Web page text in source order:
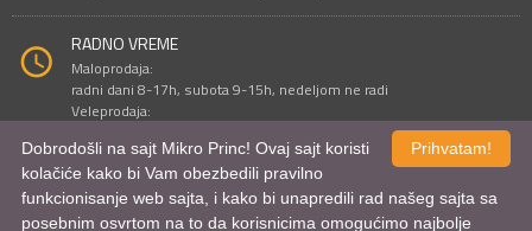
RADNO VREME
Maloprodaja:
radni dani 8-17h, subota 9-15h, nedeljom ne radi
Veleprodaja:
Sve cene su iskazane u dinarima. PDV je uračunat u cenu.
Prihvatam!
Dobrodošli na sajt Mikro Princ! Ovaj sajt koristi
kolačiće kako bi Vam obezbedili pravilno
funkcionisanje web sajta, i kako bi unapredili rad našeg sajta sa
posebnim osvrtom na to da korisnicima omogućimo najbolje